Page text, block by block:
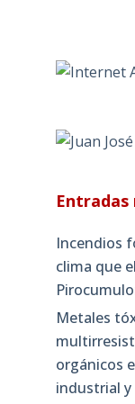
Incendios
clima que
Metales
orgánicos
industrial y